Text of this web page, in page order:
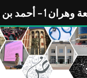
1 – أحمد بن بلة